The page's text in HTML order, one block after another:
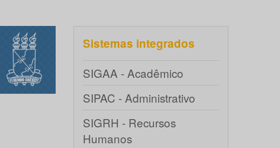
Sistemas integrados
SIGAA - Acadêmico
SIPAC - Administrativo
SIGRH - Recursos
Humanos